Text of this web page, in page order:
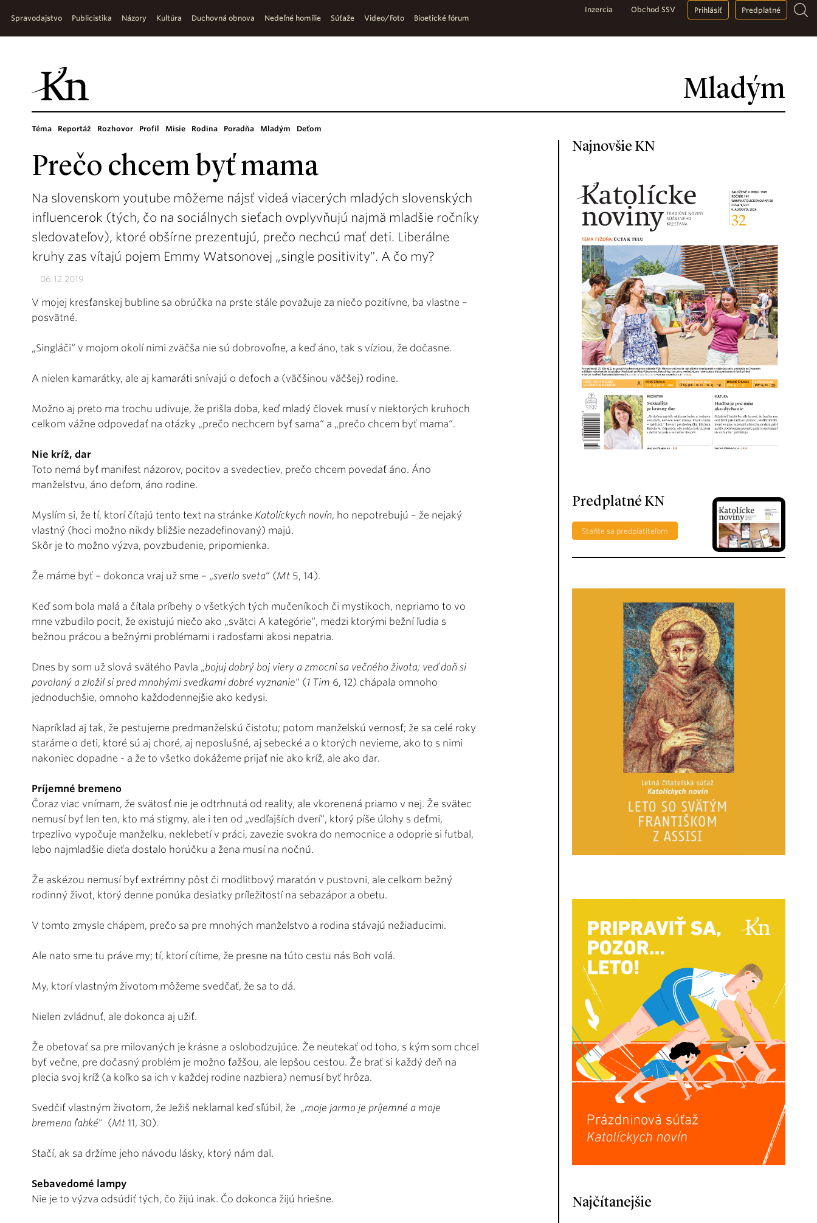
Mladým
Spravodajstvo Publicistika Názory Kultúra Duchovná obnova Nedeľné homílie Súťaže Video/Foto Bioetické fórum
Inzercia Obchod SSV Prihlásiť Predplatné
Téma Reportáž Rozhovor Profil Misie Rodina Poradňa Mladým Deťom
Prečo chcem byť mama
Na slovenskom youtube môžeme nájsť videá viacerých mladých slovenských
influencerok (tých, čo na sociálnych sieťach ovplyvňujú najmä mladšie ročníky
sledovateľov), ktoré obšírne prezentujú, prečo nechcú mať deti. Liberálne
kruhy zas vítajú pojem Emmy Watsonovej „single positivity". A čo my?
06.12.2019
V mojej kresťanskej bubline sa obrúčka na prste stále považuje za niečo pozitívne, ba vlastne –
posvätné.
„Singláči“ v mojom okolí nimi zväčša nie sú dobrovoľne, a keď áno, tak s víziou, že dočasne.
A nielen kamarátky, ale aj kamaráti snívajú o deťoch a (väčšinou väčšej) rodine.
Možno aj preto ma trochu udivuje, že prišla doba, keď mladý človek musí v niektorých kruhoch
celkom vážne odpovedať na otázky „prečo nechcem byť sama“ a „prečo chcem byť mama“.
Nie kríž, dar
Toto nemá byť manifest názorov, pocitov a svedectiev, prečo chcem povedať áno. Áno
manželstvu, áno deťom, áno rodine.
Myslím si, že tí, ktorí čítajú tento text na stránke Katolíckych novín, ho nepotrebujú – že nejaký
vlastný (hoci možno nikdy bližšie nezadefinovaný) majú.
Skôr je to možno výzva, povzbudenie, pripomienka.
Že máme byť – dokonca vraj už sme – „svetlo sveta“ (Mt 5, 14).
Keď som bola malá a čítala príbehy o všetkých tých mučeníkoch či mystikoch, nepriamo to vo
mne vzbudilo pocit, že existujú niečo ako „svätci A kategórie“, medzi ktorými bežní ľudia s
bežnou prácou a bežnými problémami i radosťami akosi nepatria.
Dnes by som už slová svätého Pavla „bojuj dobrý boj viery a zmocni sa večného života; veď doň si
povolaný a zložil si pred mnohými svedkami dobré vyznanie“ (1 Tim 6, 12) chápala omnoho
jednoduchšie, omnoho každodennejšie ako kedysi.
Napríklad aj tak, že pestujeme predmanželskú čistotu; potom manželskú vernosť; že sa celé roky
staráme o deti, ktoré sú aj choré, aj neposlušné, aj sebecké a o ktorých nevieme, ako to s nimi
nakoniec dopadne - a že to všetko dokážeme prijať nie ako kríž, ale ako dar.
Príjemné bremeno
Čoraz viac vnímam, že svätosť nie je odtrhnutá od reality, ale vkorenená priamo v nej. Že svätec
nemusí byť len ten, kto má stigmy, ale i ten od „vedľajších dverí“, ktorý píše úlohy s deťmi,
trpezlivo vypočuje manželku, neklebetí v práci, zavezie svokra do nemocnice a odoprie si futbal,
lebo najmladšie dieťa dostalo horúčku a žena musí na nočnú.
Že askézou nemusí byť extrémny pôst či modlitbový maratón v pustovni, ale celkom bežný
rodinný život, ktorý denne ponúka desiatky príležitostí na sebazápor a obetu.
V tomto zmysle chápem, prečo sa pre mnohých manželstvo a rodina stávajú nežiaducimi.
Ale nato sme tu práve my; tí, ktorí cítime, že presne na túto cestu nás Boh volá.
My, ktorí vlastným životom môžeme svedčať, že sa to dá.
Nielen zvládnuť, ale dokonca aj užiť.
Že obetovať sa pre milovaných je krásne a oslobodzujúce. Že neutekať od toho, s kým som chcel
byť večne, pre dočasný problém je možno ťažšou, ale lepšou cestou. Že brať si každý deň na
plecia svoj kríž (a koľko sa ich v každej rodine nazbiera) nemusí byť hrôza.
Svedčiť vlastným životom, že Ježiš neklamal keď sľúbil, že „moje jarmo je príjemné a moje
bremeno ľahké" (Mt 11, 30).
Stačí, ak sa držíme jeho návodu lásky, ktorý nám dal.
Sebavedomé lampy
Nie je to výzva odsúdiť tých, čo žijú inak. Čo dokonca žijú hriešne.
Najnovšie KN
Predplatné KN
Staňte sa predplatiteľom
Najčítanejšie